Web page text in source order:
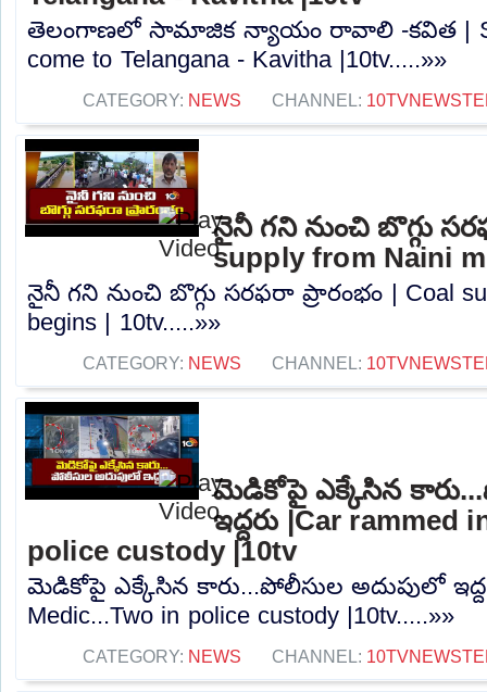
తెలంగాణలో సామాజిక న్యాయం రావాలి -కవిత |
come to Telangana - Kavitha |10tv.....»»
CATEGORY: NEWS CHANNEL:
నైనీ గని నుంచి బొగ్గు
supply from Naini
నైనీ గని నుంచి బొగ్గు సరఫరా ప్రారంభం | Coal
begins | 10tv.....»»
CATEGORY: NEWS CHANNEL:
మెడికోపై ఎక్కేసిన
ఇద్దరు |Car rammed
police custody |10tv
మెడికోపై ఎక్కేసిన కారు...పోలీసుల అదుపులో
Medic...Two in police custody |10tv.....»»
CATEGORY: NEWS CHANNEL: